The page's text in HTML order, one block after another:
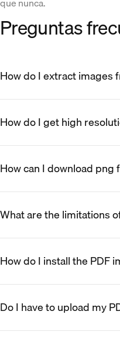
Preguntas
How do I extract images
How do I get high
How can I download png
What are the limitations
How do I install the PDF
Do I have to upload my